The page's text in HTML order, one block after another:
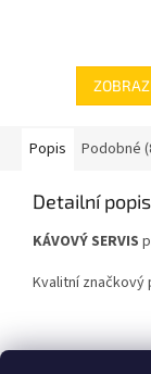
Popis Podobné
Detailní
KÁVOVÝ SERVIS
Kvalitní značkový